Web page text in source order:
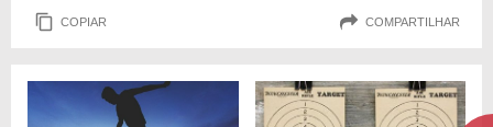
COPIAR COMPARTILHAR